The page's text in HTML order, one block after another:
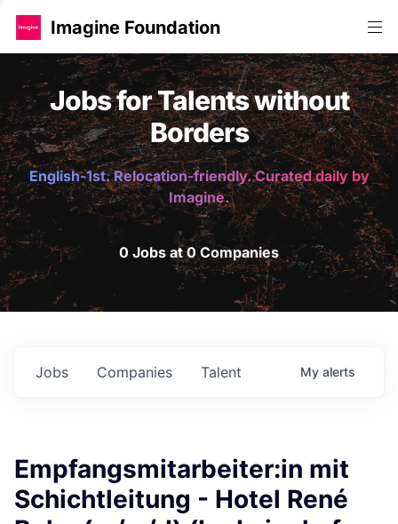
Imagine Foundation
Jobs for Talents without
Borders
English-1st. Relocation-friendly. Curated daily by
Imagine.
0 Jobs at 0 Companies
Jobs Companies Talent My alerts
Empfangsmitarbeiter:in mit
Schichtleitung - Hotel René